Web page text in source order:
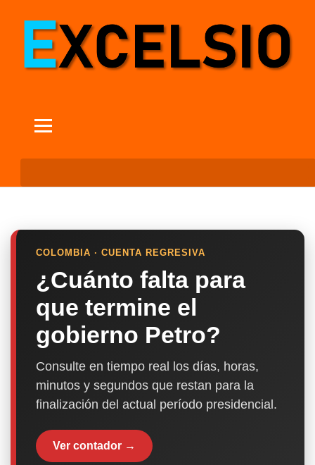
COLOMBIA · CUENTA REGRESIVA
¿Cuánto falta para
que termine el
gobierno Petro?
Consulte en tiempo real los días, horas,
minutos y segundos que restan para la
finalización del actual período presidencial.
Ver contador →